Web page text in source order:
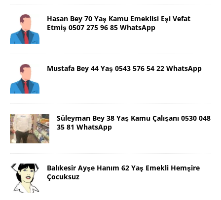
Hasan Bey 70 Yaş Kamu Emeklisi Eşi Vefat
Etmiş 0507 275 96 85 WhatsApp
Mustafa Bey 44 Yaş 0543 576 54 22 WhatsApp
Süleyman Bey 38 Yaş Kamu Çalışanı 0530 048
35 81 WhatsApp
Balıkesir Ayşe Hanım 62 Yaş Emekli Hemşire
Çocuksuz